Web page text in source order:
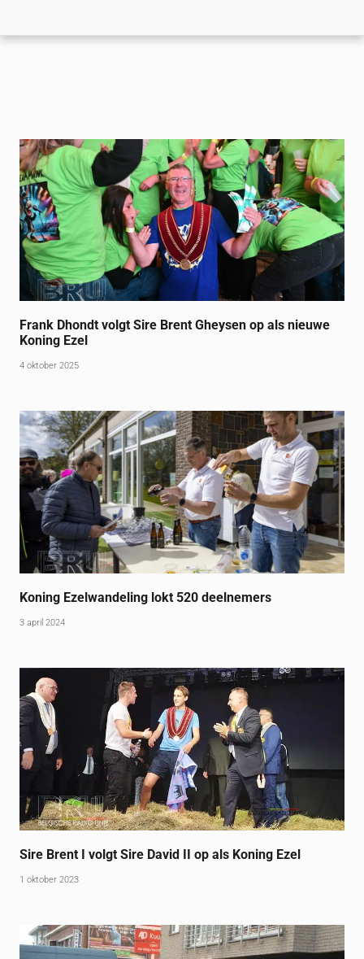
Frank Dhondt volgt Sire Brent Gheysen op als nieuwe
Koning Ezel
4 oktober 2025
Koning Ezelwandeling lokt 520 deelnemers
3 april 2024
Sire Brent I volgt Sire David II op als Koning Ezel
1 oktober 2023